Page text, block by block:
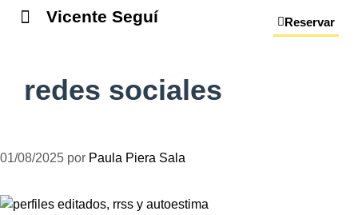
Vicente Seguí Reservar
redes sociales
01/08/2025 por Paula Piera Sala